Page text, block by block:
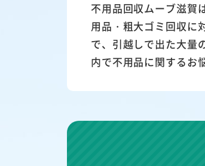
不用品回収ムーブ滋賀
用品・粗大ゴミ回収に
で、引越しで出た大量
内で不用品に関するお